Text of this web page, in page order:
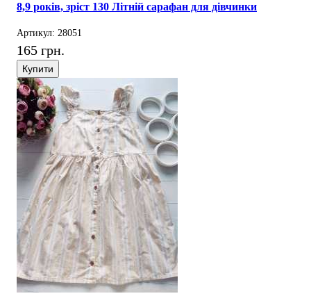
8,9 років, зріст 130 Літній сарафан для дівчинки
Артикул: 28051
165 грн.
Купити